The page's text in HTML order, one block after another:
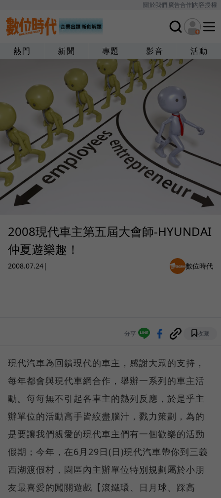
關於我們廣告合作內容授權
熱門 新聞 專題 影音 活動
2008現代車主第五屆大會師-HYUNDAI
仲夏遊樂趣！
2008.07.24| 數位時代
分享 收藏
現代汽車為回饋現代的車主，感謝大眾的支持，
每年都會與現代車網合作，舉辦一系列的車主活
動。每每無不引起各車主的熱列反應，於是乎主
辦單位的活動高手皆絞盡腦汁，戮力策劃，為的
是要讓我們親愛的現代車主們有一個歡樂的活動
假期；今年，在6月29日(日)現代汽車帶你到三義
西湖渡假村，園區內主辦單位特別規劃屬於小朋
友最喜愛的闖關遊戲【滾鐵環、日月球、踩高